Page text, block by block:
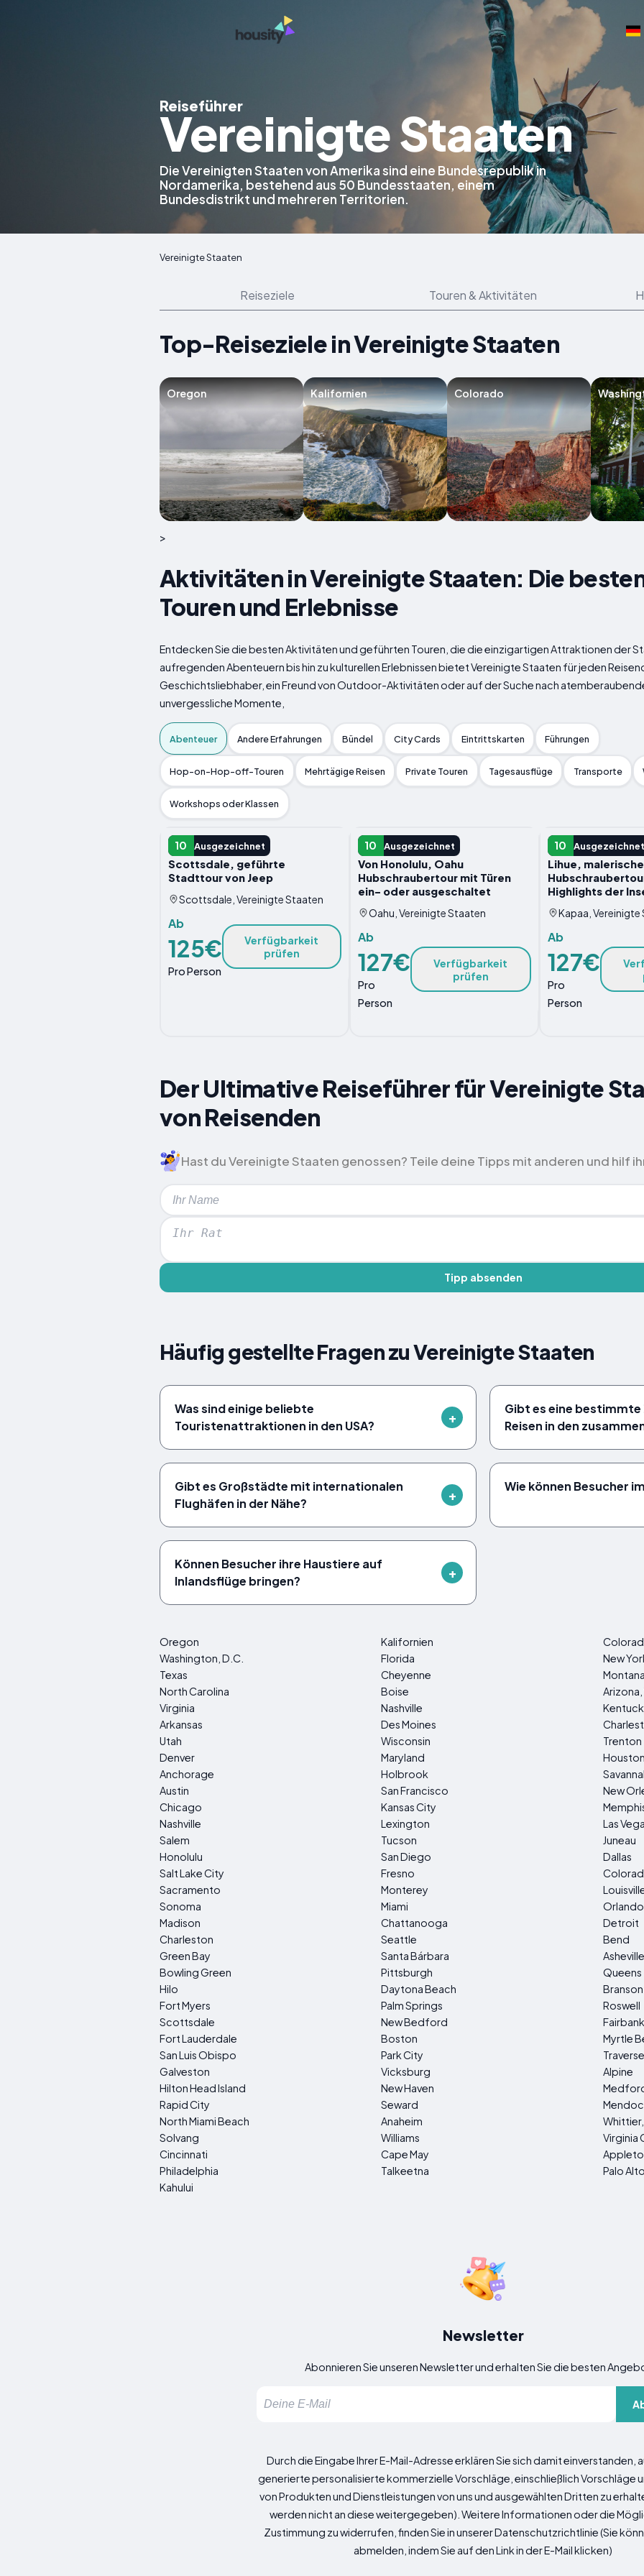
Reiseführer
Vereinigte Staaten
Die Vereinigten Staaten von Amerika sind eine Bundesrepublik in
Nordamerika, bestehend aus 50 Bundesstaaten, einem
Bundesdistrikt und mehreren Territorien.
Vereinigte Staaten
Reiseziele Touren & Aktivitäten
Top-Reiseziele in Vereinigte Staaten
Oregon Kalifornien Colorado
>
Aktivitäten in Vereinigte Staaten: Die
Touren und Erlebnisse
Entdecken Sie die besten Aktivitäten und geführten Touren, die die einzigartigen Attraktionen der
aufregenden Abenteuern bis hin zu kulturellen Erlebnissen bietet Vereinigte Staaten für jeden
Geschichtsliebhaber, ein Freund von Outdoor-Aktivitäten oder auf der Suche nach
unvergessliche Momente,
Abenteuer Andere Erfahrungen Bündel City Cards Eintrittskarten Führungen
Hop-on-Hop-off-Touren Mehrtägige Reisen Private Touren Tagesausflüge Transporte
Workshops oder Klassen
10 Ausgezeichnet
ABENTEUER
Scottsdale, geführte
Stadttour von Jeep
Scottsdale, Vereinigte Staaten
Ab
125€
Pro Person
Verfügbarkeit
prüfen
10 Ausgezeichnet
ABENTEUER
Von Honolulu, Oahu
Hubschraubertour mit Türen
ein- oder ausgeschaltet
Oahu, Vereinigte Staaten
Ab
127€
Pro
Person
Verfügbarkeit
prüfen
10 Ausgezeichnet
ABENTEUER
Lihue, malerische
Highlights der
Kapaa, Vereinigte
Ab
127€
Pro
Person
Der Ultimative Reiseführer für Vereinigte
von Reisenden
Hast du Vereinigte Staaten genossen? Teile deine Tipps mit anderen und hilf
Tipp absenden
Häufig gestellte Fragen zu Vereinigte Staaten
Was sind einige beliebte
Touristenattraktionen in den USA?
Gibt es eine
Reisen in den
Gibt es Großstädte mit internationalen
Flughäfen in der Nähe?
Wie können Besucher
Können Besucher ihre Haustiere auf
Inlandsflüge bringen?
Oregon Kalifornien
Washington, D.C.
Florida
New
Texas
Cheyenne
Montana
North Carolina
Boise
Virginia
Nashville
Arkansas
Des Moines
Utah
Wisconsin
Trenton
Denver
Maryland
Houston
Anchorage
Holbrook
Austin
San Francisco
New
Chicago
Kansas City
Nashville
Lexington
Las
Salem
Tucson
Juneau
Honolulu
San Diego
Dallas
Salt Lake City
Fresno
Sacramento
Monterey
Sonoma
Miami
Orlando
Madison
Chattanooga
Detroit
Charleston
Seattle
Bend
Green Bay
Santa Bárbara
Asheville
Bowling Green
Pittsburgh
Queens
Hilo
Daytona Beach
Branson
Fort Myers
Palm Springs
Roswell
Scottsdale
New Bedford
Fort Lauderdale
Boston
Myrtle
San Luis Obispo
Park City
Galveston
Vicksburg
Alpine
Hilton Head Island
New Haven
Rapid City
Seward
North Miami Beach
Anaheim
Solvang
Williams
Virginia
Cincinnati
Cape May
Philadelphia
Talkeetna
Palo Alto
Kahului
Newsletter
Abonnieren Sie unseren Newsletter und erhalten Sie die besten
Durch die Eingabe Ihrer E-Mail-Adresse erklären Sie sich damit einverstanden,
generierte personalisierte kommerzielle Vorschläge, einschließlich Vorschläge
von Produkten und Dienstleistungen von uns und ausgewählten Dritten zu
werden nicht an diese weitergegeben). Weitere Informationen oder die
Zustimmung zu widerrufen, finden Sie in unserer Datenschutzrichtlinie (Sie
abmelden, indem Sie auf den Link in der E-Mail klicken)